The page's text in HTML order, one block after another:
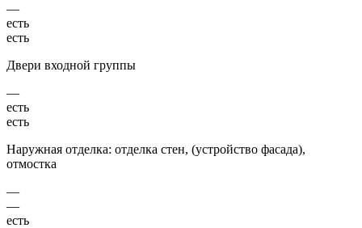
—
есть
есть
Двери входной группы
—
есть
есть
Наружная отделка: отделка стен, (устройство фасада),
отмостка
—
—
есть